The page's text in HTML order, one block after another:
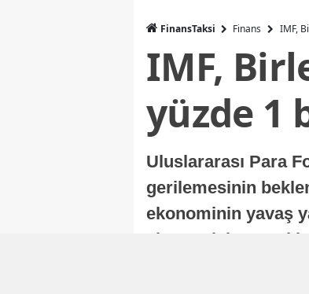
FinansTaksi Finans IMF,
IMF,
yüzde 1
Uluslararası Para
gerilemesinin
ekonominin yavaş
ekonomisi,